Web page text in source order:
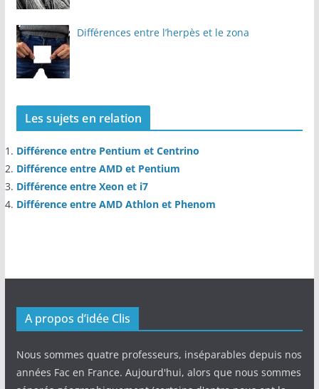
Différences entre l’herpès et le zona
Les sujets en relation
Différence entre Pentium et Centrino
Différence entre AMD et Pentium
Différence entre Xeon et i7
Différence entre AMD Athlon et Phenom
A propos d’idée Clis
Nous sommes quatre professeurs, inséparables depuis nos
années Fac en France. Aujourd'hui, alors que nous sommes